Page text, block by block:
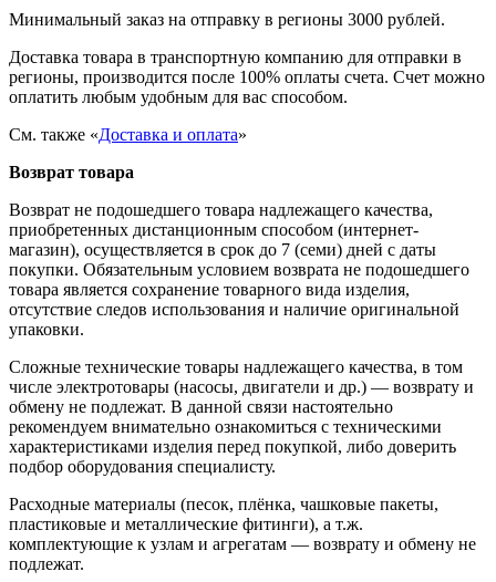
Минимальный заказ на отправку в регионы 3000 рублей.
Доставка товара в транспортную компанию для отправки в
регионы, производится после 100% оплаты счета. Счет можно
оплатить любым удобным для вас способом.
См. также «Доставка и оплата»
Возврат товара
Возврат не подошедшего товара надлежащего качества,
приобретенных дистанционным способом (интернет-
магазин), осуществляется в срок до 7 (семи) дней с даты
покупки. Обязательным условием возврата не подошедшего
товара является сохранение товарного вида изделия,
отсутствие следов использования и наличие оригинальной
упаковки.
Сложные технические товары надлежащего качества, в том
числе электротовары (насосы, двигатели и др.) — возврату и
обмену не подлежат. В данной связи настоятельно
рекомендуем внимательно ознакомиться с техническими
характеристиками изделия перед покупкой, либо доверить
подбор оборудования специалисту.
Расходные материалы (песок, плёнка, чашковые пакеты,
пластиковые и металлические фитинги), а т.ж.
комплектующие к узлам и агрегатам — возврату и обмену не
подлежат.